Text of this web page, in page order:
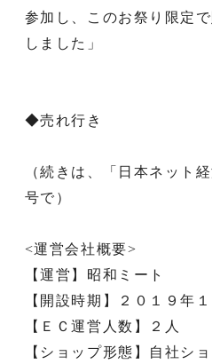
参加し、このお祭り限定
しました」
◆売れ行き
（続きは、「日本ネット
号で）
<運営会社概要>
【運営】昭和ミート
【開設時期】２０１９年１
【ＥＣ運営人数】２人
【ショップ形態】自社シ